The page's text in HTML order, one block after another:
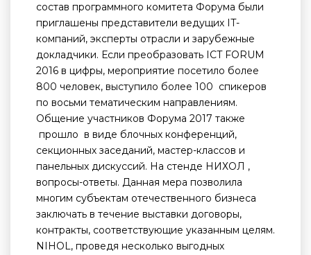
состав программного комитета Форума были
приглашены представители ведущих IT-
компаний, эксперты отрасли и зарубежные
докладчики. Если преобразовать ICT FORUM
2016 в цифры, мероприятие посетило более
800 человек, выступило более 100 спикеров
по восьми тематическим направлениям.
Общение участников Форума 2017 также
прошло в виде блочных конференций,
секционных заседаний, мастер-классов и
панельных дискуссий. На стенде НИХОЛ ,
вопросы-ответы. Данная мера позволила
многим субъектам отечественного бизнеса
заключать в течение выставки договоры,
контракты, соответствующие указанным целям.
NIHOL, проведя несколько выгодных